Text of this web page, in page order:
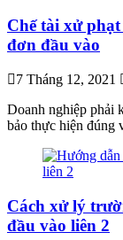
Chế tài xử
đơn đầu vào
7 Tháng 12, 2021
Doanh nghiệp phải
bảo thực hiện đúng
Cách xử lý
đầu vào liên 2